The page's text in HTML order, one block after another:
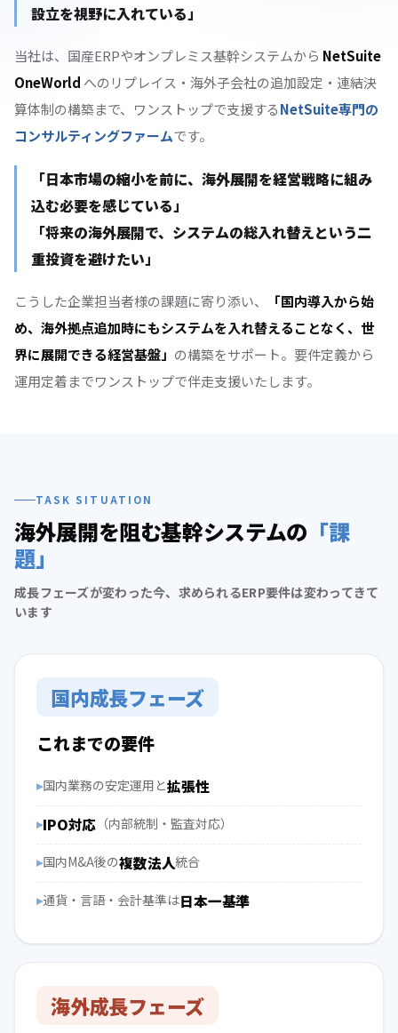
設立を視野に入れている」
当社は、国産ERPやオンプレミス基幹システムから NetSuite
OneWorld へのリプレイス・海外子会社の追加設定・連結決
算体制の構築まで、ワンストップで支援するNetSuite専門の
コンサルティングファームです。
「日本市場の縮小を前に、海外展開を経営戦略に組み
込む必要を感じている」
「将来の海外展開で、システムの総入れ替えという二
重投資を避けたい」
こうした企業担当者様の課題に寄り添い、
「国内導入から始
め、海外拠点追加時にもシステムを入れ替えることなく、世
界に展開できる経営基盤」 の構築をサポート。要件定義から
運用定着までワンストップで伴走支援いたします。
TASK SITUATION
海外展開を阻む基幹システムの 「課
題」
成長フェーズが変わった今、求められるERP要件は変わってきて
います
国内成長フェーズ
これまでの要件
国内業務の安定運用と拡張性
IPO対応 （内部統制・監査対応）
国内M&A後の複数法人統合
通貨・言語・会計基準は日本一基準
海外成長フェーズ